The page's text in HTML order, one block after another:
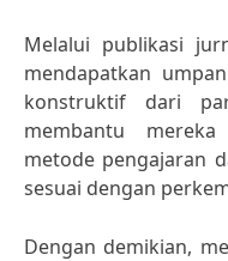
Melalui publikasi
mendapatkan
konstruktif dari
membantu
metode pengajaran
sesuai dengan
Dengan demikian,